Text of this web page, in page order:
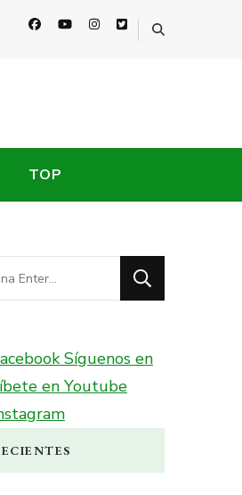
TOP
Síguenos en
en Youtube